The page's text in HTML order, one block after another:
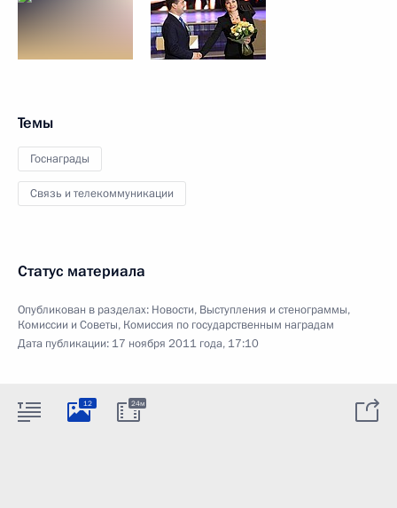
Темы
Госнаграды
Связь и телекоммуникации
Статус материала
Опубликован в разделах: Новости, Выступления и стенограммы,
Комиссии и Советы, Комиссия по государственным наградам
Дата публикации: 17 ноября 2011 года, 17:10
12 24м